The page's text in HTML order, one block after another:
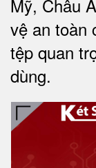
Mỹ, Châu
vệ an toàn
tệp quan
dùng.